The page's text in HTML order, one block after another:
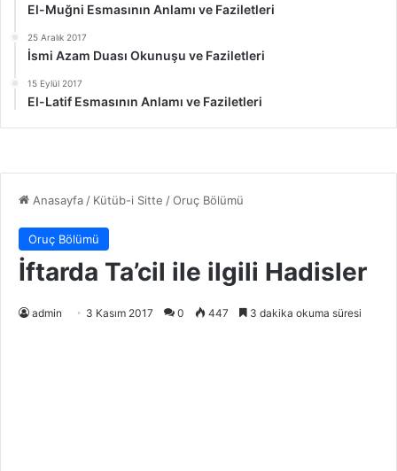
El-Muğni Esmasının Anlamı ve Faziletleri
25 Aralık 2017
İsmi Azam Duası Okunuşu ve Faziletleri
15 Eylül 2017
El-Latif Esmasının Anlamı ve Faziletleri